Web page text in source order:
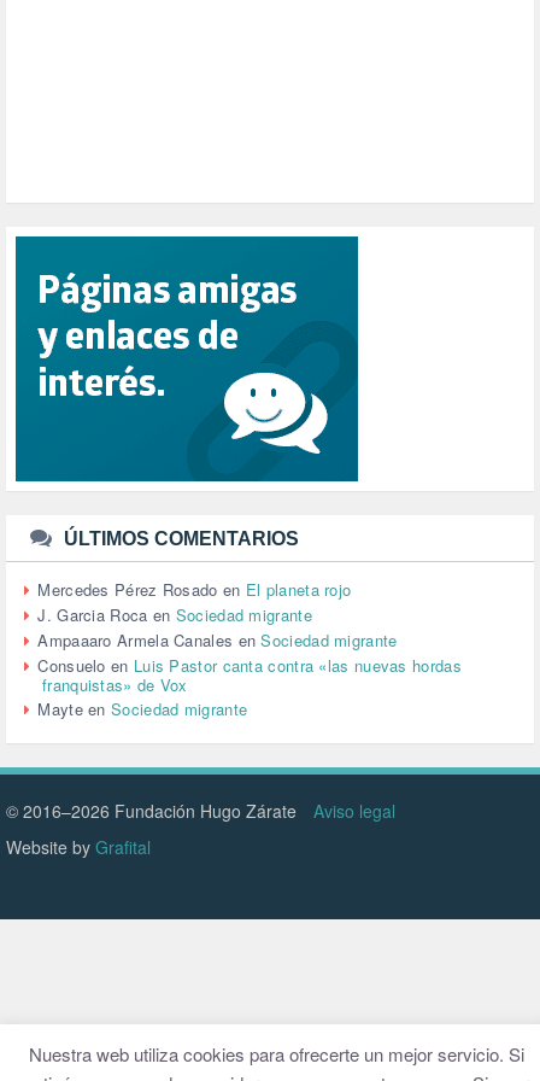
PUERTO DE VALENCIA (1)
RACISMO (1)
RELIGIÓN (114)
REPUBLICA (1)
SALUD (108)
SENSIBILIZACIÓN (576)
SINDICATOS (12)
TTIP (6)
URBANISMO (1)
URBANIZACIÓN (1)
VEJEZ (1)
VENEZUELA (3)
VENEZULA (1)
VIAJES (1)
VIOLENCIA (2)
VIOLENCIA DE GÉNERO (223)
VIVIENDA (9)
VOLODIMIR ZELENSKY (1)
ÚLTIMOS COMENTARIOS
Mercedes Pérez Rosado en El planeta rojo
J. Garcia Roca en Sociedad migrante
Ampaaaro Armela Canales enSociedad migrante
Consuelo en Luis Pastor canta contra «las nuevas hordas
franquistas» de Vox
MayteenSociedad migrante
© 2016–2026 Fundación Hugo Zárate
Aviso legal
Website by Grafital
Nuestra web utiliza cookies para ofrecerte un mejor servicio. Si